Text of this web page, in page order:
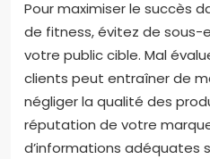
Pour maximiser le succès
de fitness, évitez de sous-
votre public cible. Mal
clients peut entraîner de
négliger la qualité des
réputation de votre
d’informations adéquates